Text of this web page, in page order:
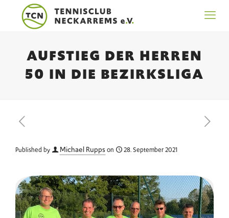
AUFSTIEG DER HERREN
50 IN DIE BEZIRKSLIGA
Published by Michael Ruppson 28. September 2021